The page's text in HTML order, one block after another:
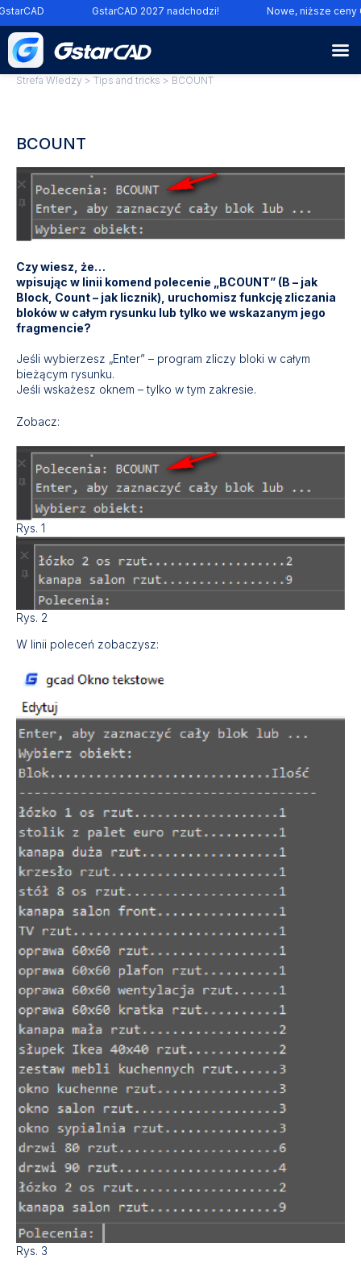
GstarCAD 2027 nadchodzi! Nowe, niższe ceny
Strefa WIedzy > Tips and tricks > BCOUNT
BCOUNT
Czy wiesz, że…
wpisując w linii komend polecenie „BCOUNT” (B – jak
Block, Count – jak licznik), uruchomisz funkcję zliczania
bloków w całym rysunku lub tylko we wskazanym jego
fragmencie?
Jeśli wybierzesz „Enter” – program zliczy bloki w całym
bieżącym rysunku.
Jeśli wskażesz oknem – tylko w tym zakresie.
Zobacz:
Rys. 1
Rys. 2
W linii poleceń zobaczysz:
Rys. 3